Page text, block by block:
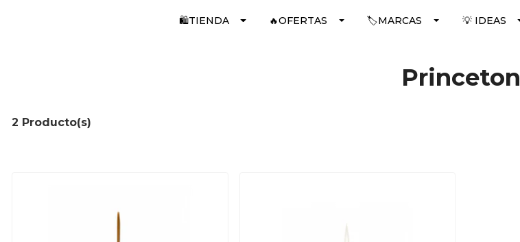
🛍️TIENDA 🔥OFERTAS 🏷️MARCAS 💡 IDEAS
Princeton
2 Producto(s)